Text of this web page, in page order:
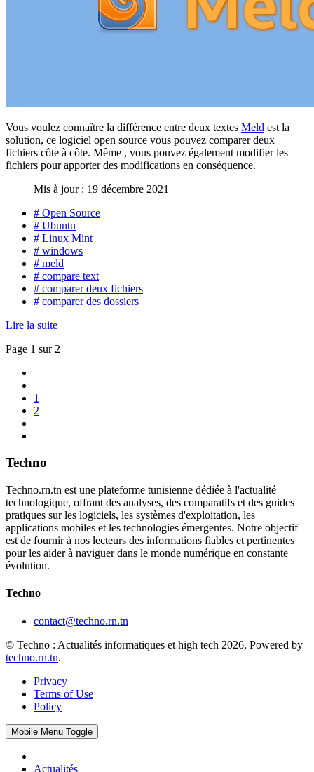
Vous voulez connaître la différence entre deux textes Meld est la
solution, ce logiciel open source vous pouvez comparer deux
fichiers côte à côte. Même , vous pouvez également modifier les
fichiers pour apporter des modifications en conséquence.
Mis à jour : 19 décembre 2021
# Open Source
# Ubuntu
# Linux Mint
# windows
# meld
# compare text
# comparer deux fichiers
# comparer des dossiers
Lire la suite
Page 1 sur 2
1
2
Techno
Techno.rn.tn est une plateforme tunisienne dédiée à l'actualité
technologique, offrant des analyses, des comparatifs et des guides
pratiques sur les logiciels, les systèmes d'exploitation, les
applications mobiles et les technologies émergentes. Notre objectif
est de fournir à nos lecteurs des informations fiables et pertinentes
pour les aider à naviguer dans le monde numérique en constante
évolution.
Techno
contact@techno.rn.tn
© Techno : Actualités informatiques et high tech 2026, Powered by
techno.rn.tn.
Privacy
Terms of Use
Policy
Mobile Menu Toggle
Actualités